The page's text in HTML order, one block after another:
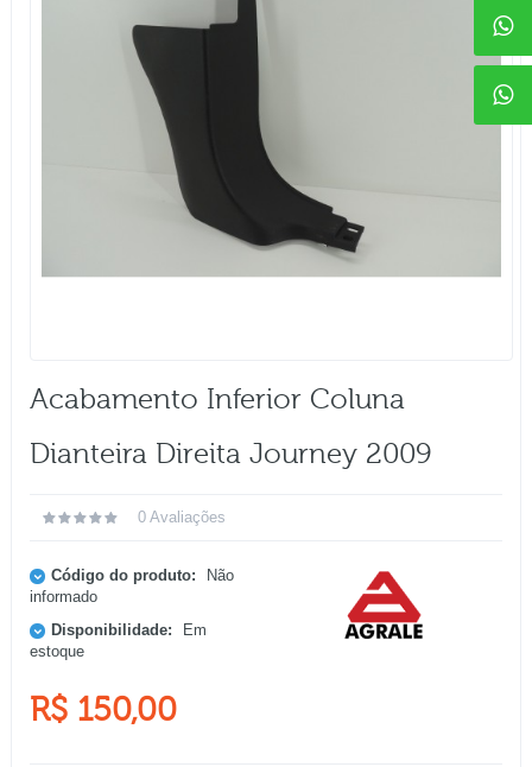
Acabamento Inferior Coluna
Dianteira Direita Journey 2009
0 Avaliações
Código do produto:
Não
informado
Disponibilidade:
Em
estoque
R$ 150,00